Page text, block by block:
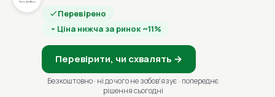
Перевірено
Ціна нижча за ринок ~11%
Перевірити, чи схвалять →
Безкоштовно · ні до чого не зобовʼязує · попереднє
рішення сьогодні